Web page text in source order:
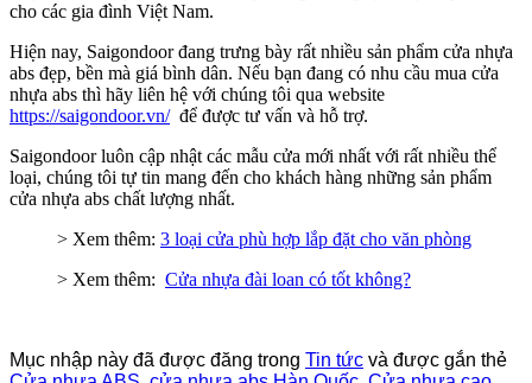
cho các gia đình Việt Nam.
Hiện nay, Saigondoor đang trưng bày rất nhiều sản phẩm cửa nhựa
abs đẹp, bền mà giá bình dân. Nếu bạn đang có nhu cầu mua cửa
nhựa abs thì hãy liên hệ với chúng tôi qua website
https://saigondoor.vn/để được tư vấn và hỗ trợ.
Saigondoor luôn cập nhật các mẫu cửa mới nhất với rất nhiều thể
loại, chúng tôi tự tin mang đến cho khách hàng những sản phẩm
cửa nhựa abs chất lượng nhất.
> Xem thêm: 3 loại cửa phù hợp lắp đặt cho văn phòng
> Xem thêm: Cửa nhựa đài loan có tốt không?
Mục nhập này đã được đăng trong Tin tức và được gắn thẻ